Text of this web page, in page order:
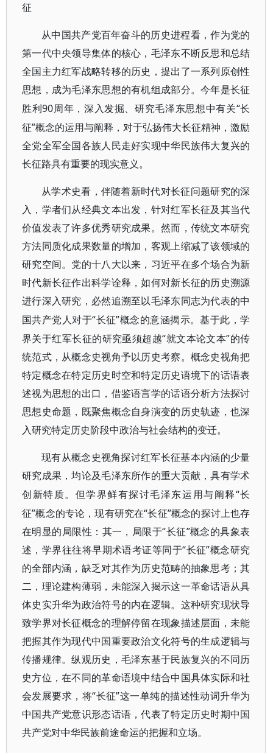
征
从中国共产党百年奋斗的历史进程看，作为党的
第一代中央领导集体的核心，毛泽东不断反思和总结
全国主力红军战略转移的历史，提出了一系列原创性
思想，成为毛泽东思想的有机组成部分。今年是长征
胜利90周年，深入发掘、研究毛泽东思想中有关“长
征”概念的运用与阐释，对于弘扬伟大长征精神，激励
全党全军全国各族人民走好实现中华民族伟大复兴的
长征路具有重要的现实意义。
从学术史看，伴随着新时代对长征问题研究的深
入，学者们从经典文本出发，针对红军长征及其当代
价值发表了许多优秀研究成果。然而，传统文本研究
方法同质化成果数量的增加，客观上缩减了该领域的
研究空间。党的十八大以来，习近平在多个场合为新
时代新长征作出科学诠释，如何对新长征的历史溯源
进行深入研究，必然追溯至以毛泽东同志为代表的中
国共产党人对于“长征”概念的意涵揭示。基于此，学
界关于红军长征的研究亟须超越“就文本论文本”的传
统范式，从概念史视角予以历史考察。概念史视角把
特定概念在特定历史时空和特定历史语境下的话语表
述视为思想的出口，借鉴语言学的话语分析方法探讨
思想史命题，既聚焦概念自身演变的历史轨迹，也深
入研究特定历史阶段中政治与社会结构的变迁。
现有从概念史视角探讨红军长征基本内涵的少量
研究成果，均论及毛泽东所作的重大贡献，具有学术
创新特质。但学界鲜有探讨毛泽东运用与阐释“长
征”概念的专论，现有研究在“长征”概念的探讨上也存
在明显的局限性：其一，局限于“长征”概念的具象表
述，学界往往将早期术语考证等同于“长征”概念研究
的全部内涵，缺乏对其作为历史范畴的抽象思考；其
二，理论建构薄弱，未能深入揭示这一革命话语从具
体史实升华为政治符号的内在逻辑。这种研究现状导
致学界对长征概念的理解停留在现象描述层面，未能
把握其作为现代中国重要政治文化符号的生成逻辑与
传播规律。纵观历史，毛泽东基于民族复兴的不同历
史方位，在不同的革命语境中结合中国具体实际和社
会发展要求，将“长征”这一单纯的描述性动词升华为
中国共产党意识形态话语，代表了特定历史时期中国
共产党对中华民族前途命运的把握和立场。